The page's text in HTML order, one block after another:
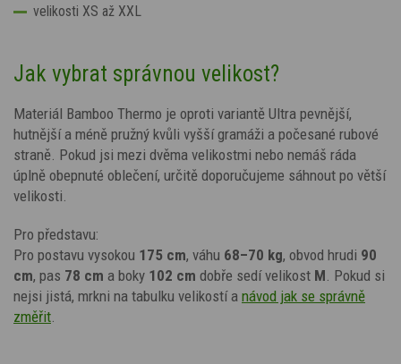
velikosti XS až XXL
Jak vybrat správnou velikost?
Materiál Bamboo Thermo je oproti variantě Ultra pevnější,
hutnější a méně pružný kvůli vyšší gramáži a počesané rubové
straně. Pokud jsi mezi dvěma velikostmi nebo nemáš ráda
úplně obepnuté oblečení, určitě doporučujeme sáhnout po větší
velikosti.
Pro představu:
Pro postavu vysokou 175 cm, váhu 68–70 kg, obvod hrudi 90
cm, pas 78 cm a boky 102 cm dobře sedí velikost M . Pokud si
nejsi jistá, mrkni na tabulku velikostí a návod jak se správně
změřit